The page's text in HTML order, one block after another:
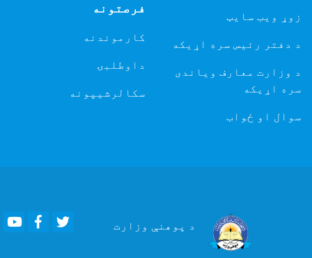
زوړ ویب سایټ
د دفتر رئیس سره اړیکه
د وزارت معارف ویاندی
سره اړیکه
سوال او ځواب
فرصتونه
کارموندنه
داوطلبۍ
سکالرشیپونه
د پوهنې وزارت
YoutubeFacebook